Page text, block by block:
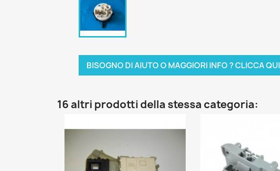
BISOGNO DI AIUTO O MAGGIORI INFO ? CLICCA QUI
16 altri prodotti della stessa categoria: